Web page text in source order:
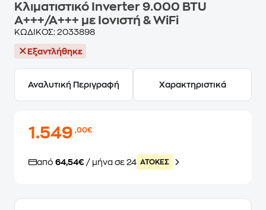
Κλιματιστικό Inverter 9.000 BTU
A+++/A+++ με Ιονιστή & WiFi
ΚΩΔΙΚΟΣ: 2033898
Εξαντλήθηκε
Αναλυτική Περιγραφή Χαρακτηριστικά
1.549,00€
από 64,54€ / μήνα σε 24 ATOKEΣ